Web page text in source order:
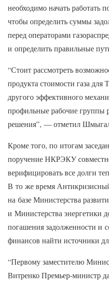
необходимо начать работать
чтобы определить суммы
перед операторами
и определить правильные
“Стоит рассмотреть
продукта стоимости газа
другого эффективного
профильные рабочие группы
решения”, — отметил
Кроме того, по итогам
поручение НКРЭКУ
верифицировать все долги
В то же время
на базе Министерства
и Министерства энергетики
погашения задолженности и
финансов найти источники
“Первому заместителю
Витренко Премьер-министр